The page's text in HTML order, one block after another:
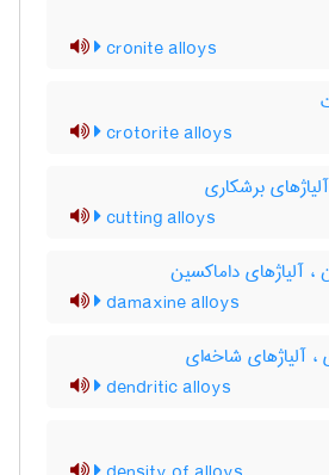
cronite alloys
crotorite alloys
برشکاری
cutting alloys
، آلیاژهای داماکسین
damaxine alloys
، آلیاژهای شاخه‌ای
dendritic alloys